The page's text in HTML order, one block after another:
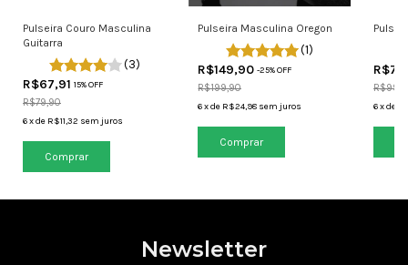
Pulseira Couro Masculina
Guitarra
(3)
R$67,91 15% OFF
R$79,90
6xde R$11,32 sem juros
Comprar
Pulseira Masculina Oregon
(1)
R$149,90-25% OFF
R$199,90
6 xde R$24,98 sem juros
Comprar
6xde
Newsletter